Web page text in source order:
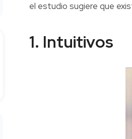
el estudio sugiere que
1. Intuitivos